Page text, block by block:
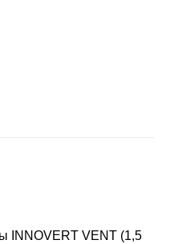
INNOVERT VENT (1,5